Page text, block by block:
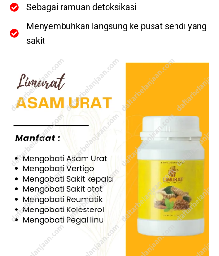
Sebagai ramuan detoksikasi
Menyembuhkan langsung ke pusat sendi yang
sakit